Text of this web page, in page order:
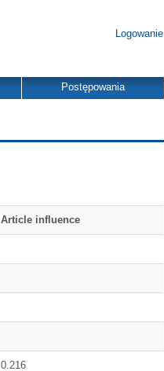
Logowanie
Postępowania
Article influence
0.216